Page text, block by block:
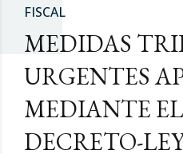
FISCAL
MEDIDAS
URGENTES
MEDIANTE
DECRETO-